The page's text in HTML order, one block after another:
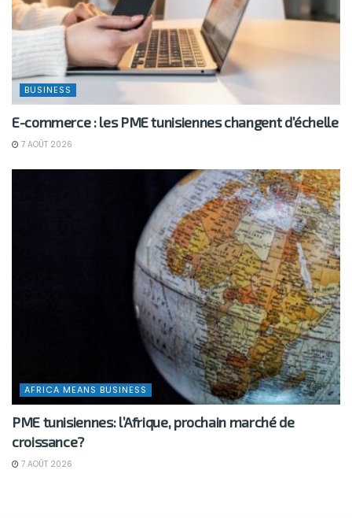
BUSINESS
E-commerce : les PME tunisiennes changent d’échelle
7 AOÛT 2026
AFRICA MEANS BUSINESS
PME tunisiennes: l’Afrique, prochain marché de
croissance?
7 AOÛT 2026